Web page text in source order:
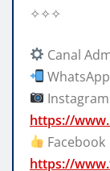
✧✧✧
Canal
WhatsApp
Instagram
https://
Facebook
https://